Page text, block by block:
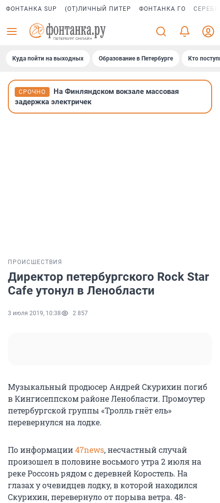
ФОНТАНКА SUP (ОТ)ЛИЧНЫЙ ПИТЕР ФОНТАНКА ГО
Куда пойти на выходных Образование в Петербурге Кто
СРОЧНО
На Финляндском вокзале массовая
задержка электричек
ПРОИСШЕСТВИЯ
Директор петербургского Rock Star
Cafe утонул в Ленобласти
3 июля 2019, 10:38 2 857
Музыкальный продюсер Андрей Скурихин погиб
в Кингисеппском районе Ленобласти. Промоутер
петербургской группы «Тролль гнёт ель»
перевернулся на лодке.
По информации47news, несчастный случай
произошел в половине восьмого утра 2 июля на
реке Россонь рядом с деревней Коростель. На
глазах у очевидцев лодку, в которой находился
Скурихин, перевернуло от порыва ветра. 48-